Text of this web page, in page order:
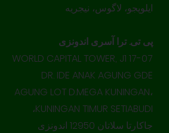
ایلوپجو، لاگوس، نیجریه
پی تی. ترا آسری اندونزی
17-07 WORLD CAPITAL TOWER, J1
DR. IDE ANAK AGUNG GDE
AGUNG LOT D.MEGA KUNINGAN،
KUNINGAN TIMUR SETIABUDI،
جاکارتا سلاتان 12950 اندونزی